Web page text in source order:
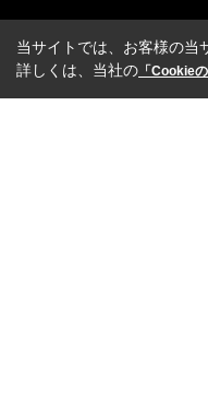
当サイトでは、お客様の当
詳しくは、当社の 「Cookie